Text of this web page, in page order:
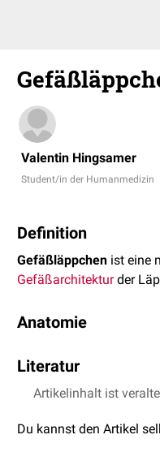
Valentin Hingsamer
Student/in der Humanmedizin
Definition
Gefäßläppchen ist eine
Gefäßarchitekturder
Anatomie
Nierenrinde zieht.
siehe auch:
Literatur
Anderhuber et al.,
Artikelinhalt ist
Du kannst den Artikel